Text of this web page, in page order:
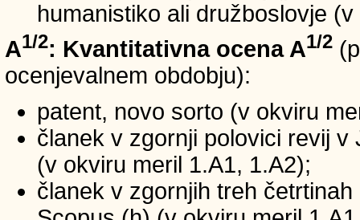
humanistiko ali družboslovje
A1/2: Kvantitativna ocena A1/2
ocenjevalnem obdobju):
patent, novo sorto (v okviru
članek v zgornji polovici revij
(v okviru meril 1.A1, 1.A2);
članek v zgornjih treh